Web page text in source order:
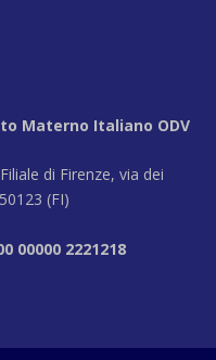
Materno Italiano ODV
di Firenze, via dei
(FI)
00000 2221218